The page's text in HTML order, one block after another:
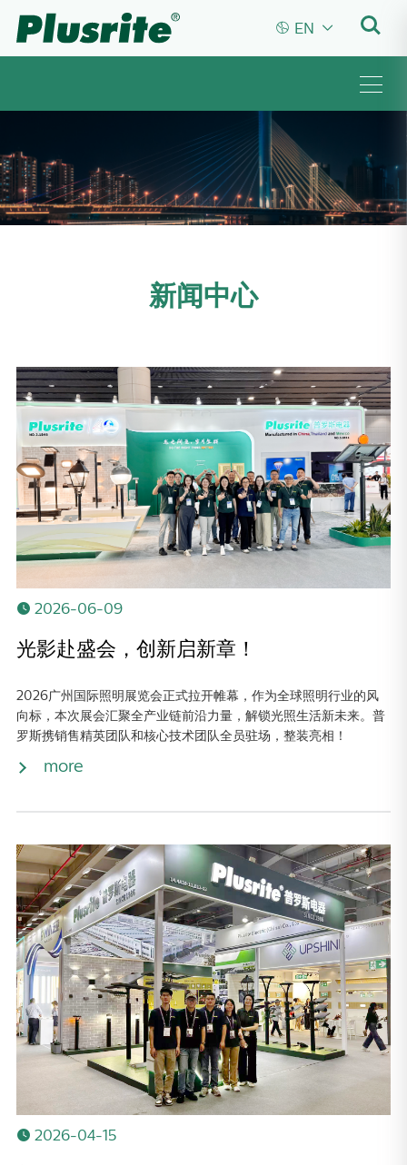
 EN 
新闻中心
2026-06-09
光影赴盛会，创新启新章！
2026广州国际照明展览会正式拉开帷幕，作为全球照明行业的风
向标，本次展会汇聚全产业链前沿力量，解锁光照生活新未来。普
罗斯携销售精英团队和核心技术团队全员驻场，整装亮相！
more
2026-04-15